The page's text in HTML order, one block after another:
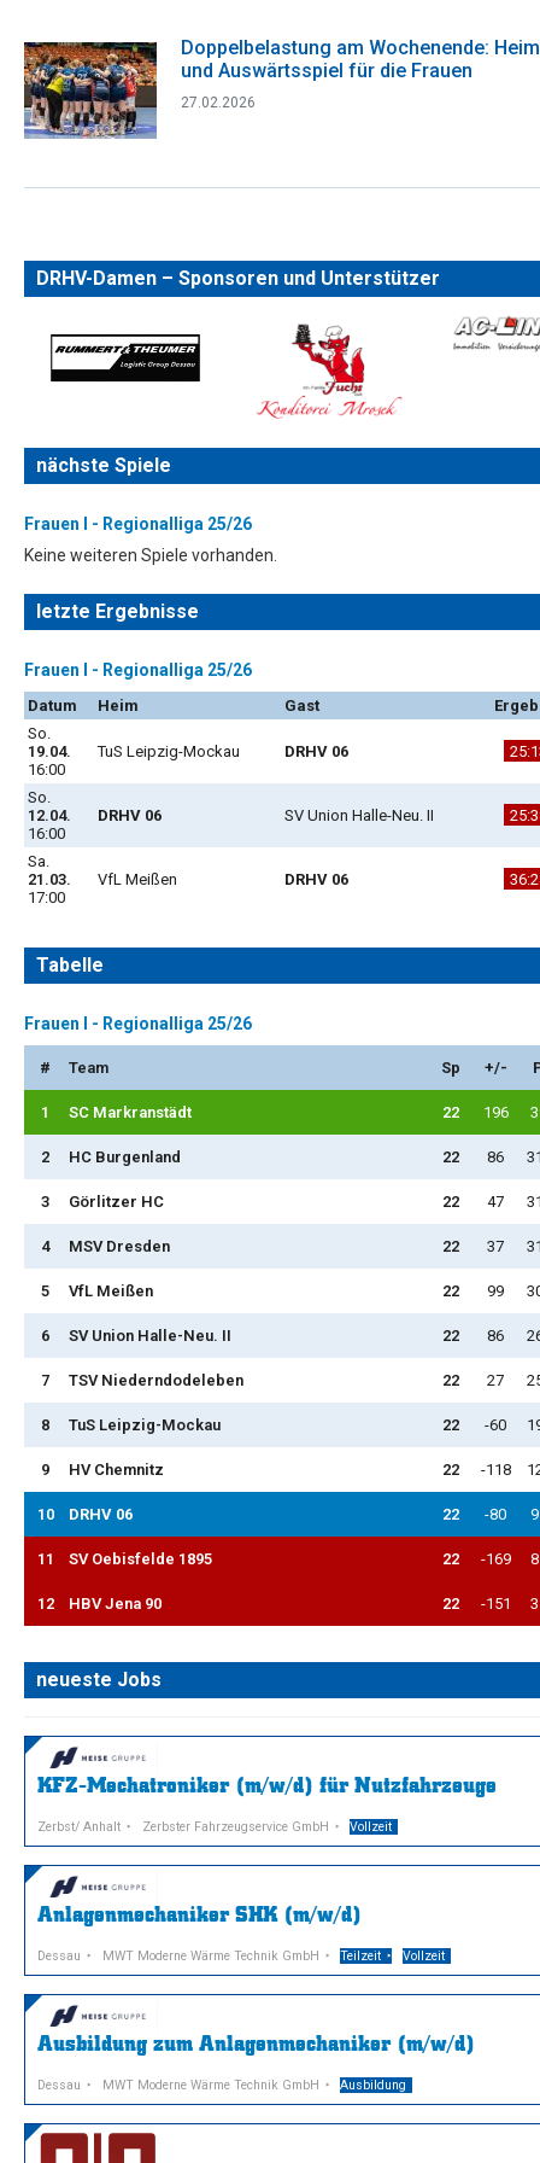
Doppelbelastung am Wochenende:
und Auswärtsspiel für die Frauen
27.02.2026
DRHV-Damen – Sponsoren und Unterstützer
nächste Spiele
Frauen I - Regionalliga 25/26
Keine weiteren Spiele vorhanden.
letzte Ergebnisse
Frauen I - Regionalliga 25/26
Datum Heim Gast
So.
19.04.
16:00
TuS Leipzig-Mockau DRHV 06
So.
12.04.
16:00
DRHV 06 SV Union Halle-Neu. II
Sa.
21.03.
17:00
VfL Meißen DRHV 06
Tabelle
Frauen I - Regionalliga 25/26
# Team Sp +/-
1 SC Markranstädt 22 196
2 HC Burgenland 22 86
3 Görlitzer HC 22 47
4 MSV Dresden 22 37
5 VfL Meißen 22 99
6 SV Union Halle-Neu. II 22 86
7 TSV Niederndodeleben 22 27
8 TuS Leipzig-Mockau 22 -60
9 HV Chemnitz 22 -118
10 DRHV 06 22 -80
11 SV Oebisfelde 1895 22 -169
12 HBV Jena 90 22 -151
neueste Jobs
KFZ-Mechatroniker (m/w/d) für Nutzfahrzeuge
Zerbst/ Anhalt Zerbster Fahrzeugservice GmbH Vollzeit
Anlagenmechaniker SHK (m/w/d)
Dessau MWT Moderne Wärme Technik GmbH Teilzeit Vollzeit
Ausbildung zum Anlagenmechaniker (m/w/d)
Dessau MWT Moderne Wärme Technik GmbH Ausbildung